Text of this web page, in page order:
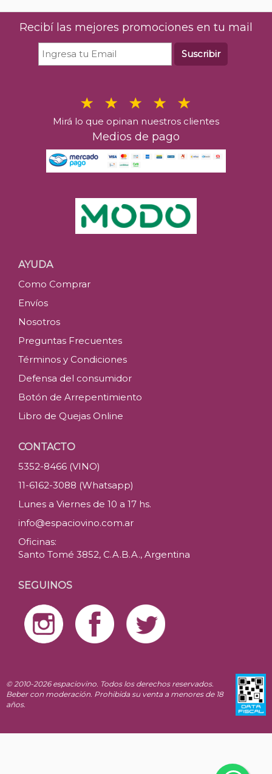
Recibí las mejores promociones en tu mail
Suscribir
Mirá lo que opinan nuestros clientes
Medios de pago
AYUDA
Como Comprar
Envíos
Nosotros
Preguntas Frecuentes
Términos y Condiciones
Defensa del consumidor
Botón de Arrepentimiento
Libro de Quejas Online
CONTACTO
5352-8466 (VINO)
11-6162-3088 (Whatsapp)
Lunes a Viernes de 10 a 17 hs.
info@espaciovino.com.ar
Oficinas:
Santo Tomé 3852, C.A.B.A., Argentina
SEGUINOS
© 2010-2026 espaciovino. Todos los derechos reservados.
Beber con moderación. Prohibida su venta a menores de 18
años.